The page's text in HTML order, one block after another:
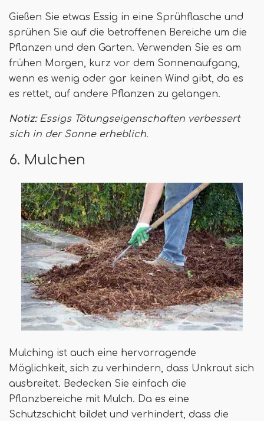
Gießen Sie etwas Essig in eine Sprühflasche und
sprühen Sie auf die betroffenen Bereiche um die
Pflanzen und den Garten. Verwenden Sie es am
frühen Morgen, kurz vor dem Sonnenaufgang,
wenn es wenig oder gar keinen Wind gibt, da es
es rettet, auf andere Pflanzen zu gelangen.
Notiz:Essigs Tötungseigenschaften verbessert
sich in der Sonne erheblich.
6. Mulchen
Mulching ist auch eine hervorragende
Möglichkeit, sich zu verhindern, dass Unkraut sich
ausbreitet. Bedecken Sie einfach die
Pflanzbereiche mit Mulch. Da es eine
Schutzschicht bildet und verhindert, dass die